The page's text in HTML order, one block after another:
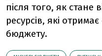
після того, як стане
ресурсів, які
бюджету.